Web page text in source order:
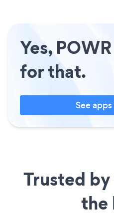
Yes,
for that.
See
Trusted
the